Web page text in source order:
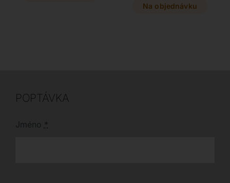
Dopřejte si jedinečný
Na objednávku
POPTÁVKA
Jméno *